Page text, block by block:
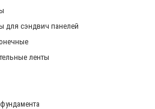
для сэндвич панелей
ленты